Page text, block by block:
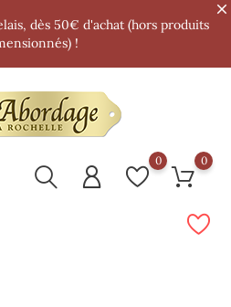
dès 50€ d'achat (hors produits
!
0 0